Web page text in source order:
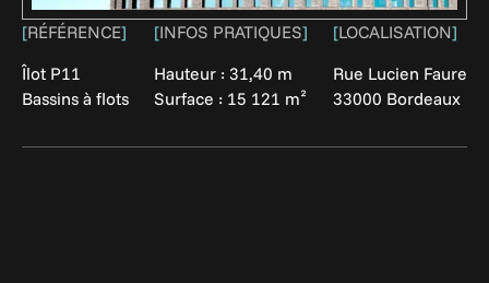
[RÉFÉRENCE]
Îlot P11
Bassins à flots
[INFOS PRATIQUES]
Hauteur : 31,40 m
Surface : 15 121 m²
[LOCALISATION]
Rue Lucien Faure
33000 Bordeaux